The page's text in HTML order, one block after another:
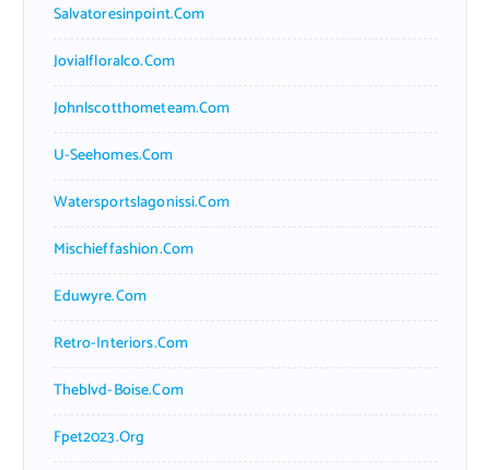
Salvatoresinpoint.com
Jovialfloralco.com
Johnlscotthometeam.com
U-Seehomes.com
Watersportslagonissi.com
Mischieffashion.com
Eduwyre.com
Retro-Interiors.com
Theblvd-Boise.com
Fpet2023.org